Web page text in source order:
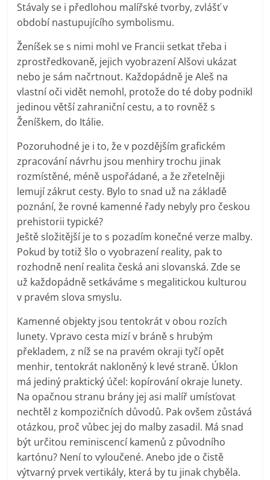
Stávaly se i předlohou malířské tvorby, zvlášť v
období nastupujícího symbolismu.
Ženíšek se s nimi mohl ve Francii setkat třeba i
zprostředkovaně, jejich vyobrazení Alšovi ukázat
nebo je sám načrtnout. Každopádně je Aleš na
vlastní oči vidět nemohl, protože do té doby podnikl
jedinou větší zahraniční cestu, a to rovněž s
Ženíškem, do Itálie.
Pozoruhodné je i to, že v pozdějším grafickém
zpracování návrhu jsou menhiry trochu jinak
rozmístěné, méně uspořádané, a že zřetelněji
lemují zákrut cesty. Bylo to snad už na základě
poznání, že rovné kamenné řady nebyly pro českou
prehistorii typické?
Ještě složitější je to s pozadím konečné verze malby.
Pokud by totiž šlo o vyobrazení reality, pak to
rozhodně není realita česká ani slovanská. Zde se
už každopádně setkáváme s megalitickou kulturou
v pravém slova smyslu.
Kamenné objekty jsou tentokrát v obou rozích
lunety. Vpravo cesta mizí v bráně s hrubým
překladem, z níž se na pravém okraji tyčí opět
menhir, tentokrát nakloněný k levé straně. Úklon
má jediný praktický účel: kopírování okraje lunety.
Na opačnou stranu brány jej asi malíř umísťovat
nechtěl z kompozičních důvodů. Pak ovšem zůstává
otázkou, proč vůbec jej do malby zasadil. Má snad
být určitou reminiscencí kamenů z původního
kartónu? Není to vyloučené. Anebo jde o čistě
výtvarný prvek vertikály, která by tu jinak chyběla.